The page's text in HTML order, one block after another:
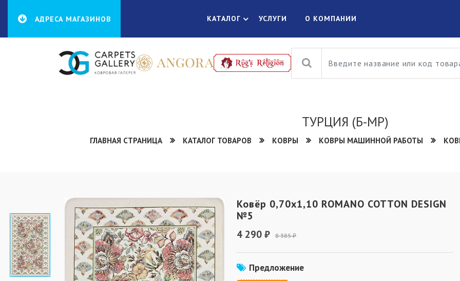
АДРЕСА МАГАЗИНОВ КАТАЛОГ УСЛУГИ О КОМПАНИИ
ТУРЦИЯ (Б-МР)
ГЛАВНАЯ СТРАНИЦА КАТАЛОГ ТОВАРОВ КОВРЫ КОВРЫ МАШИННОЙ РАБОТЫ
Ковёр 0,70х1,10 ROMANO COTTON DESIGN
№5
4 290 ₽ 8 385 ₽
Предложение